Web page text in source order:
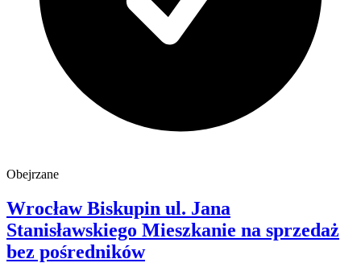
Obejrzane
Wrocław Biskupin ul. Jana
Stanisławskiego Mieszkanie na sprzedaż
bez pośredników